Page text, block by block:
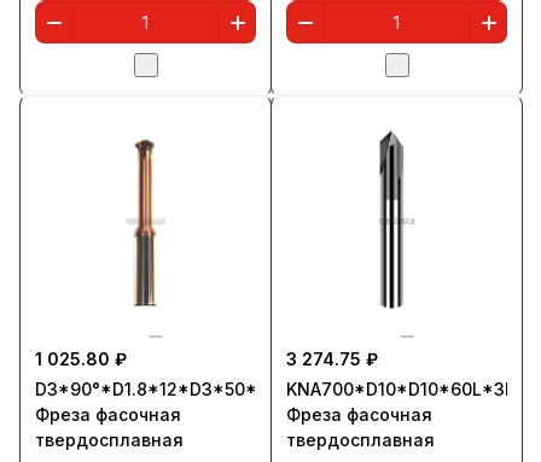
1 025.80 ₽
D3*90°*D1.8*12*D3*50*3T
Фреза фасочная
твердосплавная
3 274.75 ₽
Фреза фасочная
твердосплавная